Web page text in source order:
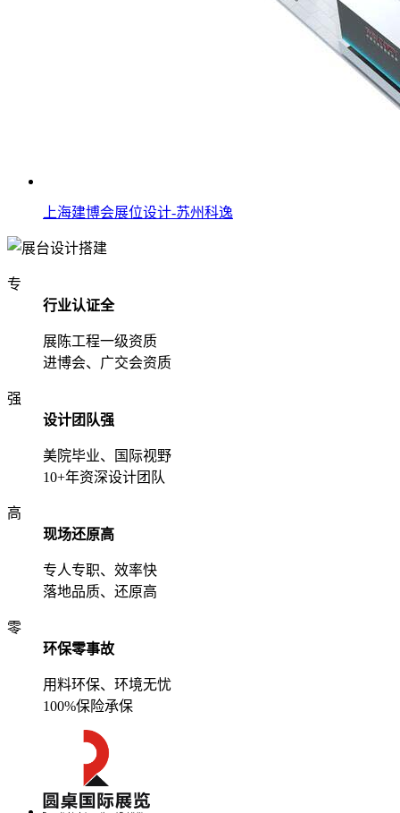
上海建博会展位设计-苏州科逸
专
行业认证全
展陈工程一级资质
进博会、广交会资质
强
设计团队强
美院毕业、国际视野
10+年资深设计团队
高
现场还原高
专人专职、效率快
落地品质、还原高
零
环保零事故
用料环保、环境无忧
100%保险承保